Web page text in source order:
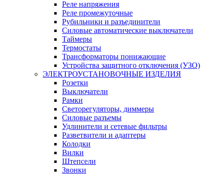
Реле напряжения
Реле промежуточные
Рубильники и разъединители
Силовые автоматические выключатели
Таймеры
Термостаты
Трансформаторы понижающие
Устройства защитного отключения (УЗО)
ЭЛЕКТРОУСТАНОВОЧНЫЕ ИЗДЕЛИЯ
Розетки
Выключатели
Рамки
Светорегуляторы, диммеры
Силовые разъемы
Удлинители и сетевые фильтры
Разветвители и адаптеры
Колодки
Вилки
Штепсели
Звонки